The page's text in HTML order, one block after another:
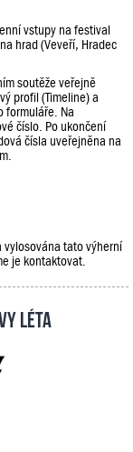
vstupy na festival
hrad (Veveří, Hradec
soutěže veřejně
profil (Timeline) a
formuláře. Na
číslo. Po ukončení
čísla uveřejněna na
vylosována tato výherní
je kontaktovat.
léta